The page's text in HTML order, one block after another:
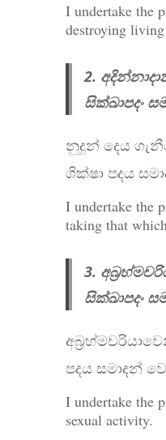
I undertake the
destroying living
2.
සික්ඛාපදං
නුදුන් දෙය
ශික්ෂා පදය
I undertake the
taking that
3.
සික්ඛාපදං
පදය සමාදන්
I undertake the
sexual activity.